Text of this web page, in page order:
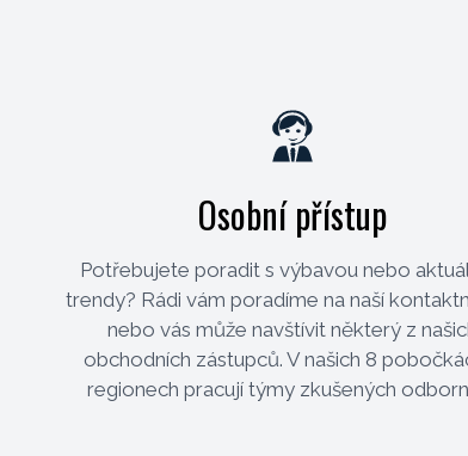
Osobní přístup
Potřebujete poradit s výbavou nebo
trendy? Rádi vám poradíme na naší
nebo vás může navštívit některý z
obchodních zástupců. V našich 8
regionech pracují týmy zkušených